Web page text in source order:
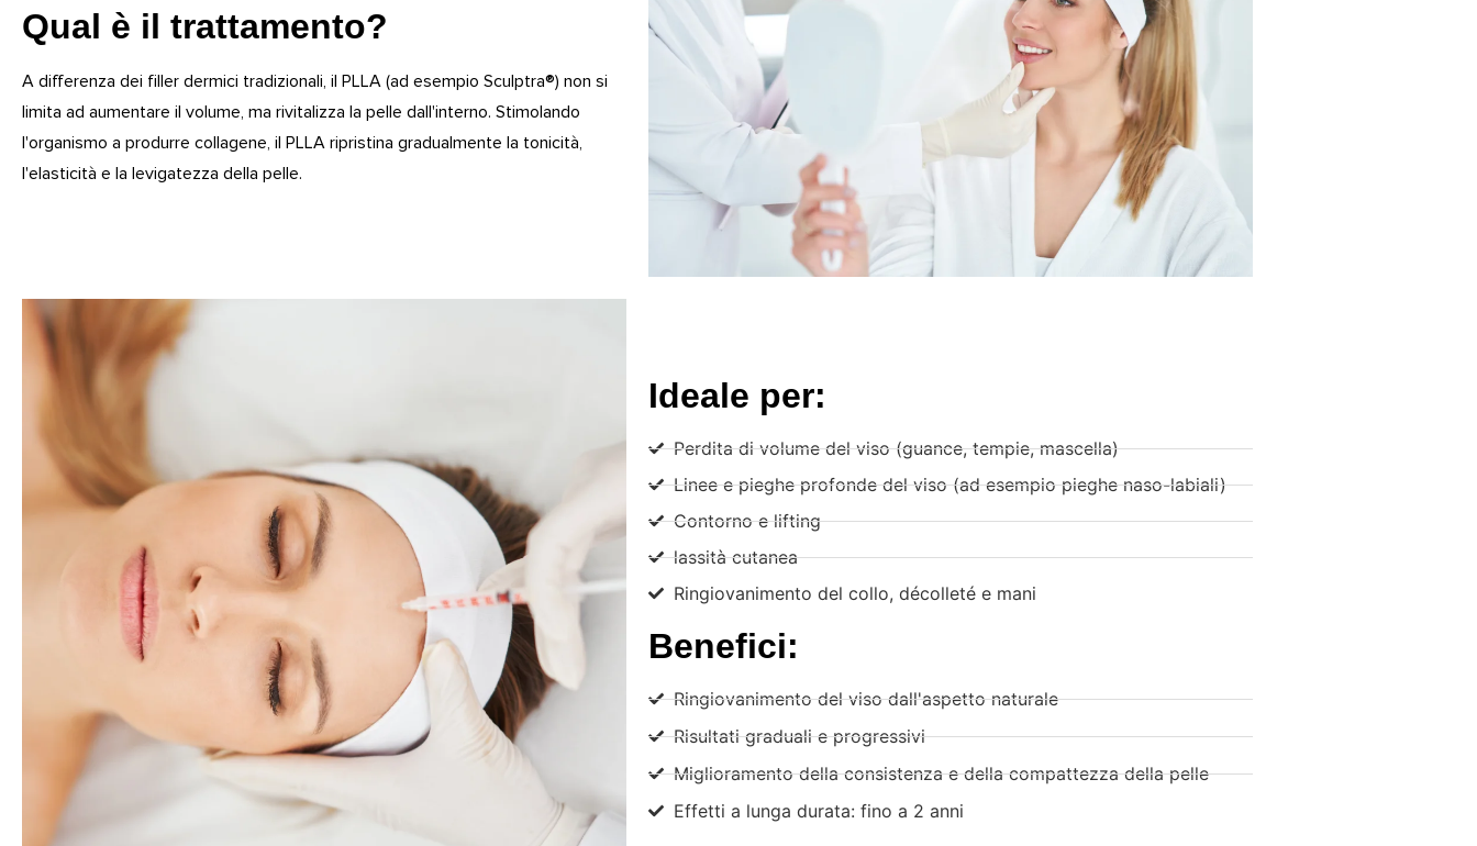
Qual è il trattamento?
A differenza dei filler dermici tradizionali, il PLLA (ad esempio Sculptra®) non si
limita ad aumentare il volume, ma rivitalizza la pelle dall'interno. Stimolando
l'organismo a produrre collagene, il PLLA ripristina gradualmente la tonicità,
l'elasticità e la levigatezza della pelle.
Ideale per:
Perdita di volume del viso (guance, tempie, mascella)
Linee e pieghe profonde del viso (ad esempio pieghe naso-labiali)
Contorno e lifting
lassità cutanea
Ringiovanimento del collo, décolleté e mani
Benefici:
Ringiovanimento del viso dall'aspetto naturale
Risultati graduali e progressivi
Miglioramento della consistenza e della compattezza della pelle
Effetti a lunga durata: fino a 2 anni